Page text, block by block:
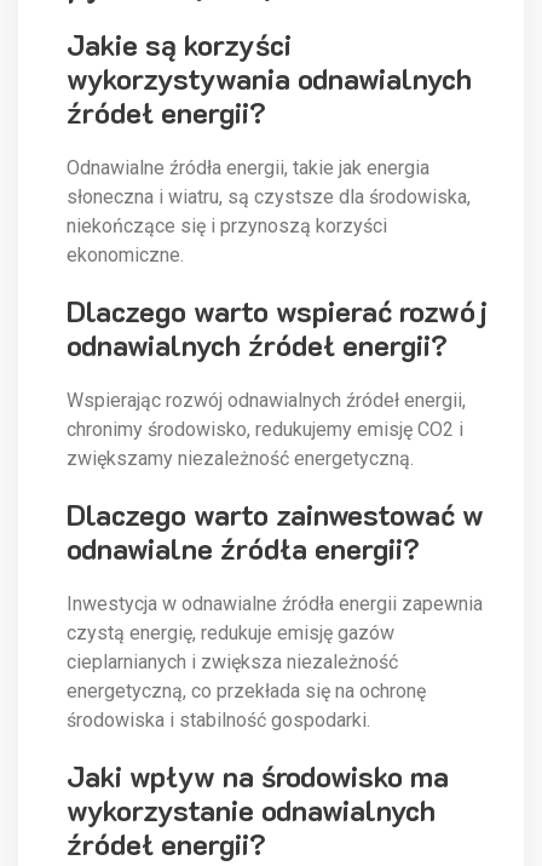
Jakie są korzyści
wykorzystywania odnawialnych
źródeł energii?
Odnawialne źródła energii, takie jak energia
słoneczna i wiatru, są czystsze dla środowiska,
niekończące się i przynoszą korzyści
ekonomiczne.
Dlaczego warto wspierać rozwój
odnawialnych źródeł energii?
Wspierając rozwój odnawialnych źródeł energii,
chronimy środowisko, redukujemy emisję CO2 i
zwiększamy niezależność energetyczną.
Dlaczego warto zainwestować w
odnawialne źródła energii?
Inwestycja w odnawialne źródła energii zapewnia
czystą energię, redukuje emisję gazów
cieplarnianych i zwiększa niezależność
energetyczną, co przekłada się na ochronę
środowiska i stabilność gospodarki.
Jaki wpływ na środowisko ma
wykorzystanie odnawialnych
źródeł energii?